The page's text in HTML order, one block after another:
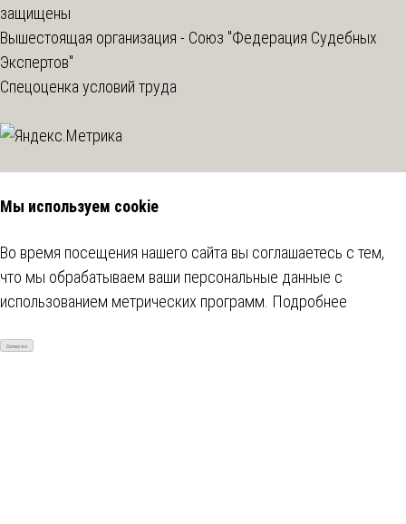
защищены
Вышестоящая организация - Союз "Федерация Судебных
Экспертов"
Спецоценка условий труда
Мы используем cookie
Во время посещения нашего сайта вы соглашаетесь с тем,
что мы обрабатываем ваши персональные данные с
использованием метрических программ. Подробнее
Согласен